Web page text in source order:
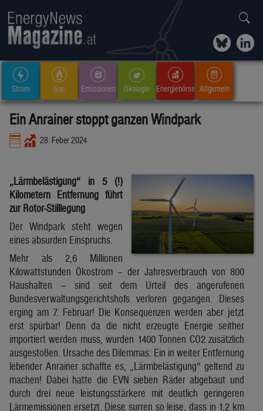
Strom Gas Emissionen Ökologie Energiebörse Allgemein
Ein Anrainer stoppt ganzen Windpark
28. Feber 2024
„Lärmbelästigung“ in 5 (!)
Kilometern Entfernung führt
zur Rotor-Stilllegung
Der Windpark steht wegen
eines absurden Einspruchs.
Mehr als 2,6 Millionen
Kilowattstunden Ökostrom – der Jahresverbrauch von 800
Haushalten – sind seit dem Urteil des angerufenen
Bundesverwaltungsgerichtshofs verloren gegangen. Dieses
erging am 7. Februar! Die Konsequenzen werden aber jetzt
erst spürbar! Denn da die nicht erzeugte Energie seither
importiert werden muss, wurden 1400 Tonnen CO2 zusätzlich
ausgestoßen. Ursache des Dilemmas: Ein in weiter Entfernung
lebender Anrainer schaffte es, „Lärmbelästigung“ geltend zu
machen! Dabei hatte die EVN sieben Räder abgebaut und
durch drei neue leistungsstärkere mit deutlich geringeren
Lärmemissionen ersetzt. Diese surren so leise, dass in 1,2 km